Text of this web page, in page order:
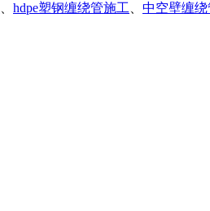
hdpe塑钢缠绕管施工 中空壁缠